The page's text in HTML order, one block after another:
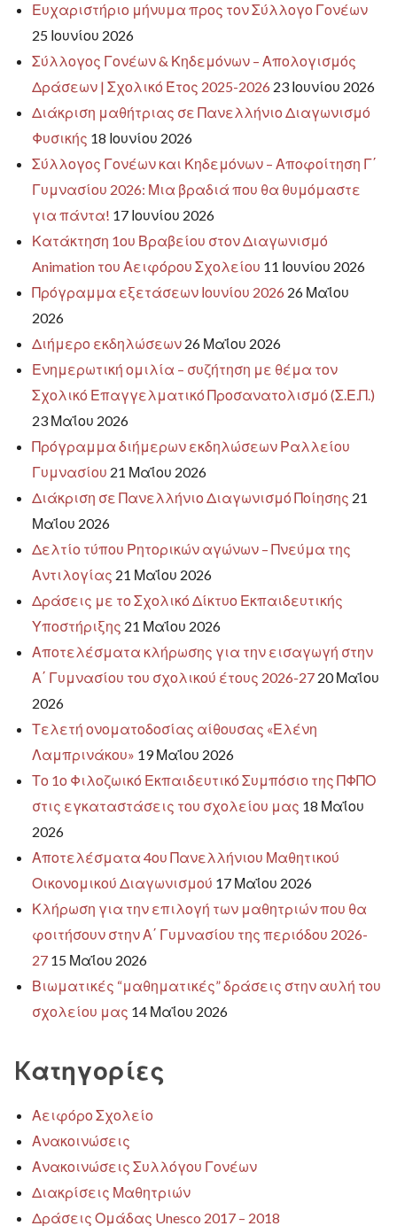
Ευχαριστήριο μήνυμα προς τον Σύλλογο Γονέων
25 Ιουνίου 2026
Σύλλογος Γονέων & Κηδεμόνων – Απολογισμός
Δράσεων | Σχολικό Έτος 2025-2026 23 Ιουνίου 2026
Διάκριση μαθήτριας σε Πανελλήνιο Διαγωνισμό
Φυσικής 18 Ιουνίου 2026
Σύλλογος Γονέων και Κηδεμόνων – Αποφοίτηση Γ΄
Γυμνασίου 2026: Μια βραδιά που θα θυμόμαστε
για πάντα! 17 Ιουνίου 2026
Κατάκτηση 1ου Βραβείου στον Διαγωνισμό
Animation του Αειφόρου Σχολείου 11 Ιουνίου 2026
Πρόγραμμα εξετάσεων Ιουνίου 2026 26 Μαΐου
2026
Διήμερο εκδηλώσεων 26 Μαΐου 2026
Ενημερωτική ομιλία – συζήτηση με θέμα τον
Σχολικό Επαγγελματικό Προσανατολισμό (Σ.Ε.Π.)
23 Μαΐου 2026
Πρόγραμμα διήμερων εκδηλώσεων Ραλλείου
Γυμνασίου 21 Μαΐου 2026
Διάκριση σε Πανελλήνιο Διαγωνισμό Ποίησης 21
Μαΐου 2026
Δελτίο τύπου Ρητορικών αγώνων – Πνεύμα της
Αντιλογίας 21 Μαΐου 2026
Δράσεις με το Σχολικό Δίκτυο Εκπαιδευτικής
Υποστήριξης 21 Μαΐου 2026
Αποτελέσματα κλήρωσης για την εισαγωγή στην
Α΄ Γυμνασίου του σχολικού έτους 2026-27 20 Μαΐου
2026
Τελετή ονοματοδοσίας αίθουσας «Ελένη
Λαμπρινάκου» 19 Μαΐου 2026
Το 1ο Φιλοζωικό Εκπαιδευτικό Συμπόσιο της ΠΦΠΟ
στις εγκαταστάσεις του σχολείου μας 18 Μαΐου
2026
Αποτελέσματα 4ου Πανελλήνιου Μαθητικού
Οικονομικού Διαγωνισμού 17 Μαΐου 2026
Κλήρωση για την επιλογή των μαθητριών που θα
φοιτήσουν στην Α΄ Γυμνασίου της περιόδου 2026-
27 15 Μαΐου 2026
Βιωματικές “μαθηματικές” δράσεις στην αυλή του
σχολείου μας 14 Μαΐου 2026
Kατηγορίες
Αειφόρο Σχολείο
Ανακοινώσεις
Ανακοινώσεις Συλλόγου Γονέων
Διακρίσεις Μαθητριών
Δράσεις Ομάδας Unesco 2017 – 2018